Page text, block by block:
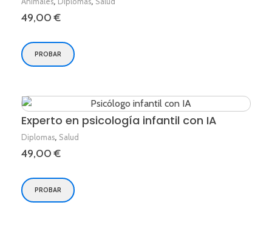
49,00€
PROBAR
Experto en psicología infantil con IA
Diplomas, Salud
49,00€
PROBAR